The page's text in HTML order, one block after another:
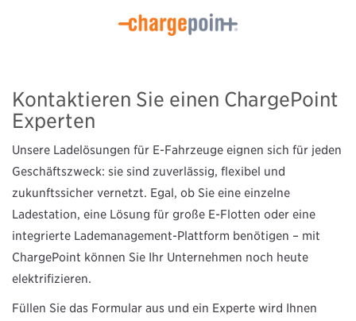
Kontaktieren Sie einen ChargePoint
Experten
Unsere Ladelösungen für E-Fahrzeuge eignen sich für jeden
Geschäftszweck: sie sind zuverlässig, flexibel und
zukunftssicher vernetzt. Egal, ob Sie eine einzelne
Ladestation, eine Lösung für große E-Flotten oder eine
integrierte Lademanagement-Plattform benötigen – mit
ChargePoint können Sie Ihr Unternehmen noch heute
elektrifizieren.
Füllen Sie das Formular aus und ein Experte wird Ihnen